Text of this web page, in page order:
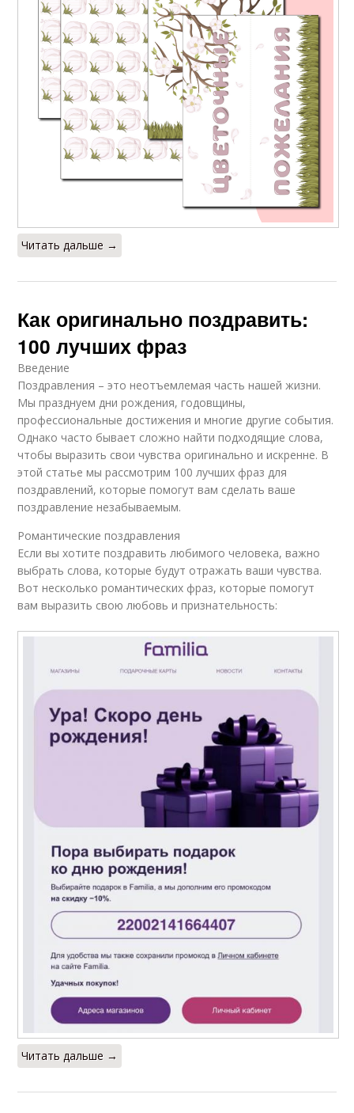
Читать дальше →
Как оригинально поздравить:
100 лучших фраз
Введение
Поздравления – это неотъемлемая часть нашей жизни.
Мы празднуем дни рождения, годовщины,
профессиональные достижения и многие другие события.
Однако часто бывает сложно найти подходящие слова,
чтобы выразить свои чувства оригинально и искренне. В
этой статье мы рассмотрим 100 лучших фраз для
поздравлений, которые помогут вам сделать ваше
поздравление незабываемым.
Романтические поздравления
Если вы хотите поздравить любимого человека, важно
выбрать слова, которые будут отражать ваши чувства.
Вот несколько романтических фраз, которые помогут
вам выразить свою любовь и признательность:
Читать дальше →